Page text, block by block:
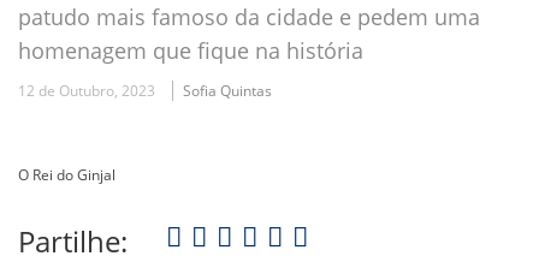
patudo mais famoso da cidade e pedem uma
homenagem que fique na história
12 de Outubro, 2023 Sofia Quintas
O Rei do Ginjal
Partilhe: